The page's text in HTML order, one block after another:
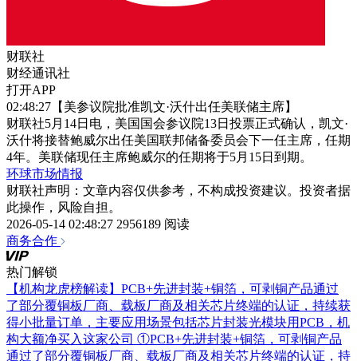
财联社
财经通讯社
打开APP
02:48:27【美参议院批准凯文·沃什出任美联储主席】
财联社5月14日电，美国国会参议院13日投票正式确认，凯文·
沃什将接替鲍威尔出任美国联邦储备委员会下一任主席，任期
4年。美联储现任主席鲍威尔的任期将于5月15日到期。
环球市场情报
财联社声明：文章内容仅供参考，不构成投资建议。投资者据
此操作，风险自担。
2026-05-14 02:48:27 2956189 阅读
商务合作
热门解锁
【机构龙虎榜解读】PCB+先进封装+铜箔，可剥铜产品通过
了部分覆铜板厂商、载板厂商及相关芯片终端的认证，持续获
得小批量订单，主要应用场景包括芯片封装光模块用PCB，机
构大额净买入这家公司 ①PCB+先进封装+铜箔，可剥铜产品
通过了部分覆铜板厂商、载板厂商及相关芯片终端的认证，持